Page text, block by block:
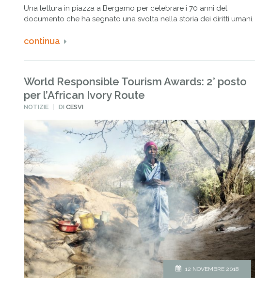
Una lettura in piazza a Bergamo per celebrare i 70 anni del
documento che ha segnato una svolta nella storia dei diritti umani.
continua
World Responsible Tourism Awards: 2° posto
per l’African Ivory Route
PUBBLICATO
NOTIZIE DICESVI
12 NOVEMBRE 2018